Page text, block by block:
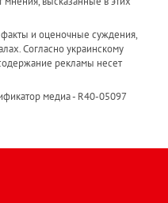
факты и оценочные суждения,
Согласно украинскому
содержание рекламы несет
медиа - R40-05097